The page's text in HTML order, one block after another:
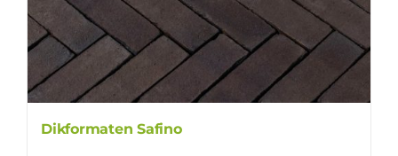
Dikformaten Safino